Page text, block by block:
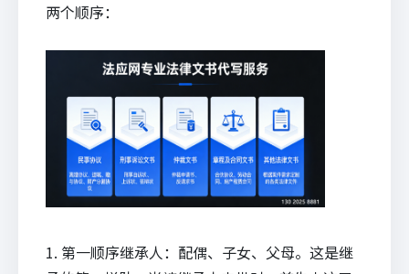
两个顺序：
1. 第一顺序继承人：配偶、子女、父母。这是继